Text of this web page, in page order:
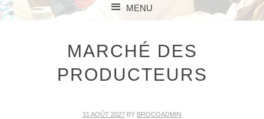
MENU
MARCHÉ DES
PRODUCTEURS
31 AOÛT 2027 BY BROCOADMIN